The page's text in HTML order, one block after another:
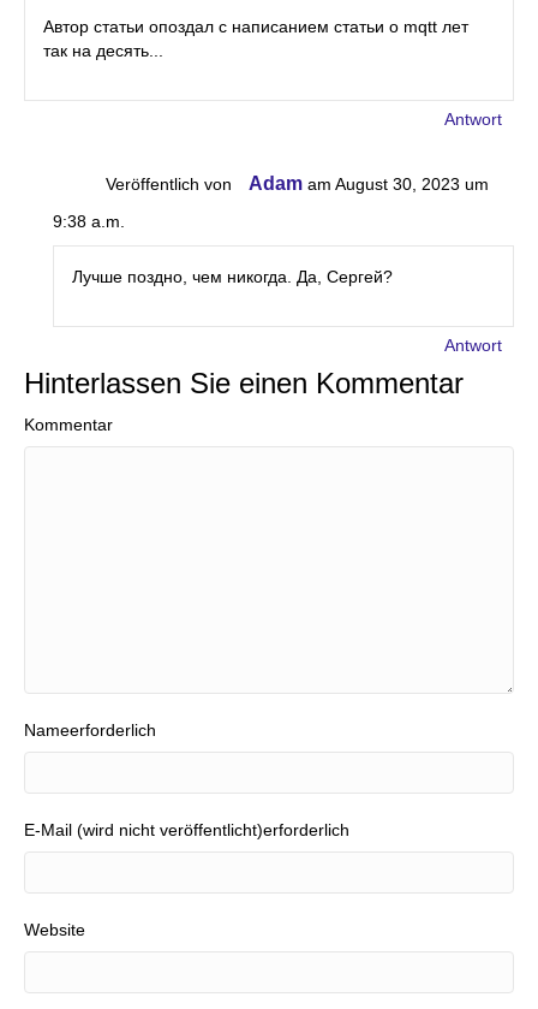
Автор статьи опоздал с написанием статьи о mqtt лет
так на десять...
Antwort
Veröffentlich von Adam am August 30, 2023 um
9:38 a.m.
Лучше поздно, чем никогда. Да, Сергей?
Antwort
Hinterlassen Sie einen Kommentar
Kommentar
Nameerforderlich
E-Mail (wird nicht veröffentlicht)erforderlich
Website